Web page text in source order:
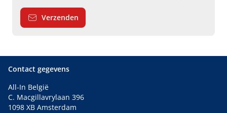
Verzenden
Contact gegevens
All-In België
C. Macgillavrylaan 396
1098 XB Amsterdam